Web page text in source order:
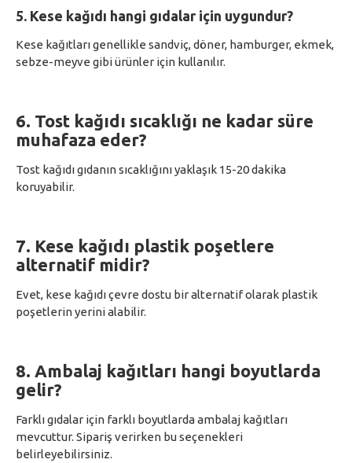
5. Kese kağıdı hangi gıdalar için uygundur?
Kese kağıtları genellikle sandviç, döner, hamburger, ekmek,
sebze-meyve gibi ürünler için kullanılır.
6. Tost kağıdı sıcaklığı ne kadar süre
muhafaza eder?
Tost kağıdı gıdanın sıcaklığını yaklaşık 15-20 dakika
koruyabilir.
7. Kese kağıdı plastik poşetlere
alternatif midir?
Evet, kese kağıdı çevre dostu bir alternatif olarak plastik
poşetlerin yerini alabilir.
8. Ambalaj kağıtları hangi boyutlarda
gelir?
Farklı gıdalar için farklı boyutlarda ambalaj kağıtları
mevcuttur. Sipariş verirken bu seçenekleri
belirleyebilirsiniz.